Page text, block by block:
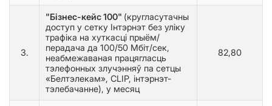
3.
"Бізнес-кейс 100" (кругласутачны
доступ у сетку Інтэрнэт без уліку
трафіка на хуткасці прыём/
перадача да 100/50 Мбіт/сек,
неабмежаваная працягласць
тэлефонных злучэнняў па сетцы
«Белтэлекам», CLIP, інтэрнэт-
тэлебачанне), у месяц
82,80